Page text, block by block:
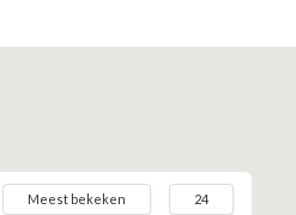
Meest bekeken 24